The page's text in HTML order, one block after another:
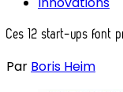
Ces 12 start-ups font
Par Boris Heim